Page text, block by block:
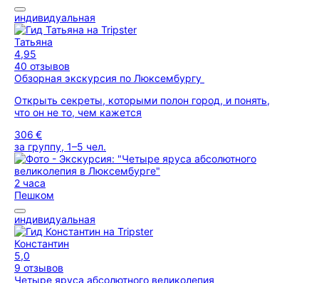
индивидуальная
Татьяна
4,95
40 отзывов
Обзорная экскурсия по Люксембургу
Открыть секреты, которыми полон город, и понять,
что он не то, чем кажется
306 €
за группу, 1–5 чел.
2 часа
Пешком
индивидуальная
Константин
5,0
9 отзывов
Четыре яруса абсолютного великолепия